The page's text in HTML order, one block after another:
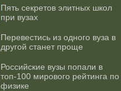
Пять секретов элитных школ
при вузах
Перевестись из одного вуза в
другой станет проще
Российские вузы попали в
топ-100 мирового рейтинга по
физике